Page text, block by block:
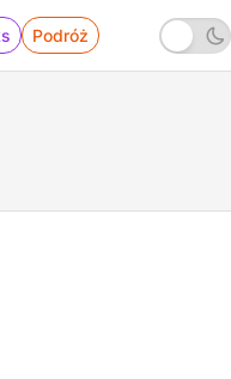
Podróż